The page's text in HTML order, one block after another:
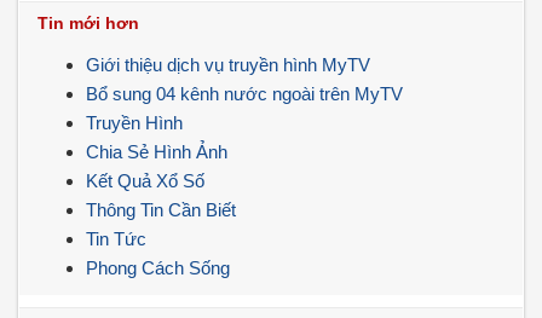
Tin mới hơn
Giới thiệu dịch vụ truyền hình MyTV
Bổ sung 04 kênh nước ngoài trên MyTV
Truyền Hình
Chia Sẻ Hình Ảnh
Kết Quả Xổ Số
Thông Tin Cần Biết
Tin Tức
Phong Cách Sống